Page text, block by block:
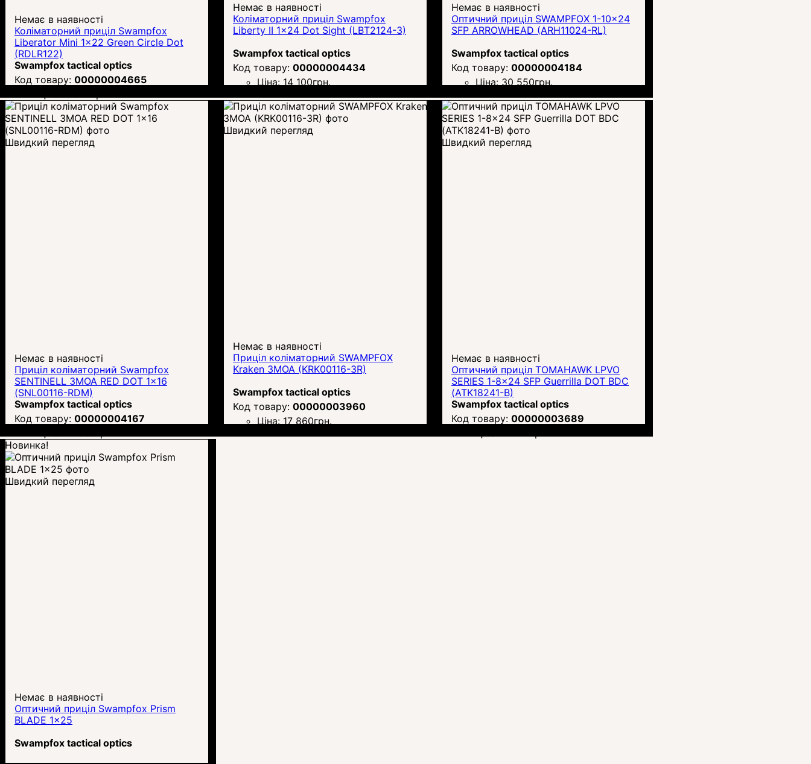
Немає в наявності
Коліматорний приціл Swampfox
Liberator Mini 1x22 Green Circle Dot
(RDLR122)
Swampfox tactical optics
00000004665
Немає в наявності
Коліматорний приціл Swampfox
Liberty II 1x24 Dot Sight (LBT2124-3)
Swampfox tactical optics
00000004434
Ціна: 14 100грн.
Немає в наявності
Оптичний приціл SWAMPFOX 1-10x24
SFP ARROWHEAD (ARH11024-RL)
Swampfox tactical optics
00000004184
Ціна: 30 550грн.
Швидкий перегляд
Немає в наявності
Приціл коліматорний Swampfox
SENTINELL 3MOA RED DOT 1x16
(SNL00116-RDM)
Swampfox tactical optics
00000004167
Швидкий перегляд
Немає в наявності
Приціл коліматорний SWAMPFOX
Kraken 3MOA (KRK00116-3R)
Swampfox tactical optics
00000003960
Ціна: 17 860грн.
Швидкий перегляд
Немає в наявності
Оптичний приціл TOMAHAWK LPVO
SERIES 1-8x24 SFP Guerrilla DOT BDC
(ATK18241-B)
Swampfox tactical optics
00000003689
Новинка!
Швидкий перегляд
Немає в наявності
Оптичний приціл Swampfox Prism
BLADE 1x25
Swampfox tactical optics